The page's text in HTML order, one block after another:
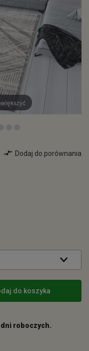
Dodaj do porównania
do koszyka
dni roboczych.